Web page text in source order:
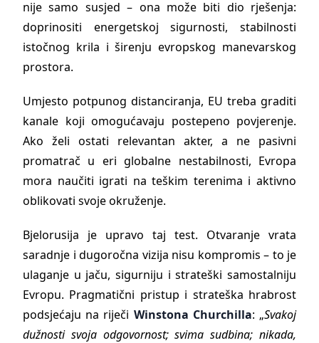
nije samo susjed – ona može biti dio rješenja:
doprinositi energetskoj sigurnosti, stabilnosti
istočnog krila i širenju evropskog manevarskog
prostora.
Umjesto potpunog distanciranja, EU treba graditi
kanale koji omogućavaju postepeno povjerenje.
Ako želi ostati relevantan akter, a ne pasivni
promatrač u eri globalne nestabilnosti, Evropa
mora naučiti igrati na teškim terenima i aktivno
oblikovati svoje okruženje.
Bjelorusija je upravo taj test. Otvaranje vrata
saradnje i dugoročna vizija nisu kompromis – to je
ulaganje u jaču, sigurniju i strateški samostalniju
Evropu. Pragmatični pristup i strateška hrabrost
podsjećaju na riječi Winstona Churchilla: „Svakoj
dužnosti svoja odgovornost; svima sudbina; nikada,